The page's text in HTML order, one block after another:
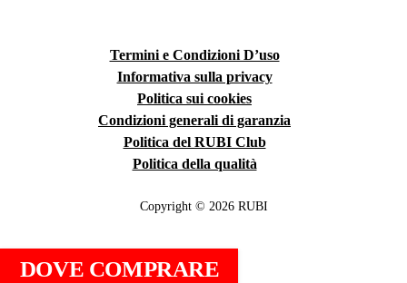
DOVE COMPRARE
Termini e Condizioni D’uso
Informativa sulla privacy
Politica sui cookies
Condizioni generali di garanzia
Politica del RUBI Club
Politica della qualità
Copyright © 2026 RUBI